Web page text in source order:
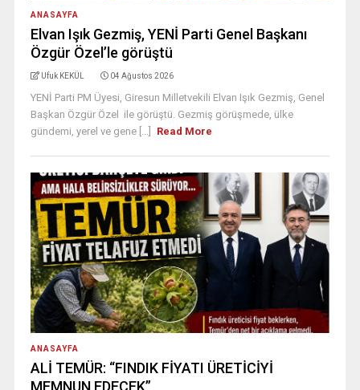
ANASAYFA
Elvan Işık Gezmiş, YENİ Parti Genel Başkanı
Özgür Özel’le görüştü
Ufuk KEKÜL 04 Ağustos 2026
YENİ Parti PM Üyesi, Giresun Milletvekili Elvan Işık Gezmiş, Genel
Başkan Özgür Özel ile görüştü. Gezmiş görüşmede, ülke
gündemi, yerel ve gene [...]
Read More
ANASAYFA
ALİ TEMÜR: “FINDIK FİYATI ÜRETİCİYİ
MEMNUN EDECEK”